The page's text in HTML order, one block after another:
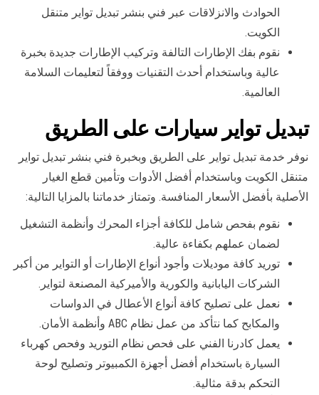
الحوادث والانزلاقات عبر فني بنشر تبديل تواير متنقل
الكويت.
نقوم بفك الإطارات التالفة وتركيب الإطارات جديدة بخبرة
عالية وباستخدام أحدث التقنيات ووفقاً لتعليمات السلامة
العالمية.
تبديل تواير سيارات على الطريق
نوفر خدمة تبديل تواير على الطريق وبخبرة فني بنشر تبديل تواير
متنقل الكويت وباستخدام أفضل الأدوات وتأمين قطع الغيار
الأصلية بأفضل الأسعار المنافسة. وتمتاز خدماتنا بالمزايا التالية:
نقوم بفحص شامل للكافة أجزاء المحرك وأنظمة التشغيل
لضمان عملهم بكفاءة عالية.
توريد كافة موديلات وأجود أنواع الإطارات أو التواير من أكبر
الشركات اليابانية والكورية والأميركية المصنعة لتواير.
نعمل على تصليح كافة أنواع الأعطال في الدواسات
والمكابح كما نتأكد من عمل نظام ABC وأنظمة الأمان.
يعمل كادرنا الفني على فحص نظام التوريد وفحص كهرباء
السيارة باستخدام أفضل أجهزة الكمبيوتر وتصليح لوحة
التحكم بدقة مثالية.